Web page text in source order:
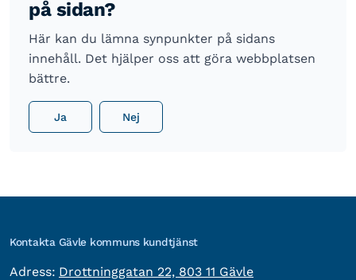
på sidan?
Här kan du lämna synpunkter på sidans
innehåll. Det hjälper oss att göra webbplatsen
bättre.
Ja Nej
Kontakta Gävle kommuns kundtjänst
Adress: besöksadress:
Drottninggatan 22, 803 11 Gävle